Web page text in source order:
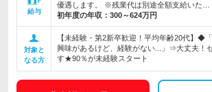
給与
優遇します。 ※残業代は別途全額支給いた…
初年度の年収： 300～624万円
対象と
なる方
【未経験・第2新卒歓迎！平均年齢20代】◆
興味があるけど、経験がない...」⇒大丈夫！
す★90％が未経験スタート